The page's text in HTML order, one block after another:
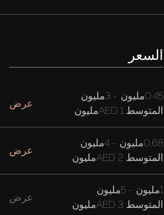
السعر
0.45مليون -
المتوسط
عرض
0.68مليون -
المتوسط
عرض
1مليون -
المتوسط
عرض